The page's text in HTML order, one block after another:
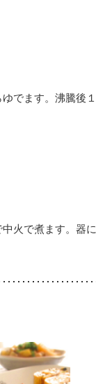
でます。沸騰後１
火で煮ます。器に